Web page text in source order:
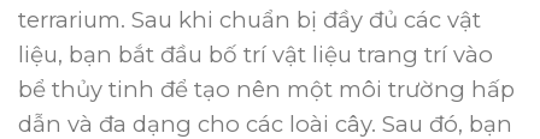
terrarium. Sau khi chuẩn bị đầy đủ các vật
liệu, bạn bắt đầu bố trí vật liệu trang trí vào
bể thủy tinh để tạo nên một môi trường hấp
dẫn và đa dạng cho các loài cây. Sau đó, bạn